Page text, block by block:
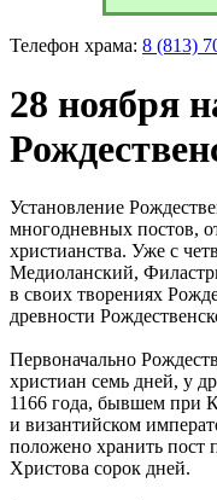
Телефон храма: 8 (813)
28 ноября
Установление
многодневных постов,
христианства. Уже с
Медиоланский,
в своих творениях
древности
Первоначально
христиан семь дней, у
1166 года, бывшем при
и византийском
положено хранить пост
Христова сорок дней.